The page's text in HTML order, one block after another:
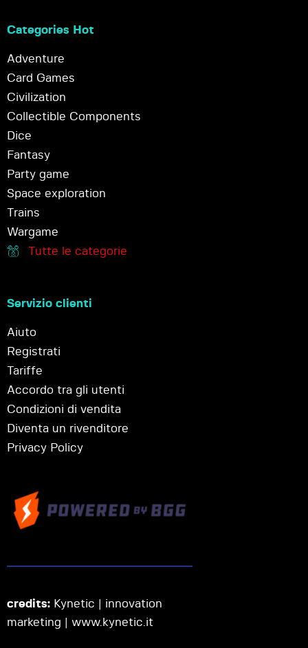
Categories Hot
Adventure
Card Games
Civilization
Collectible Components
Dice
Fantasy
Party game
Space exploration
Trains
Wargame
Tutte le categorie
Servizio clienti
Aiuto
Registrati
Tariffe
Accordo tra gli utenti
Condizioni di vendita
Diventa un rivenditore
Privacy Policy
credits: Kynetic | innovation
marketing | www.kynetic.it